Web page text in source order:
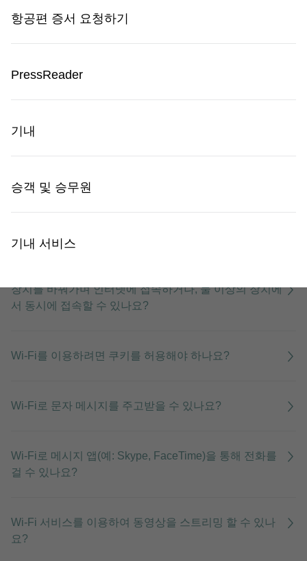
항공편 증서 요청하기
PressReader
기내
승객 및 승무원
기내 서비스
Wi-Fi 홈페이지가 보이지 않으면 어떻게 해야 하나요?
Wi-Fi는 얼마나 오랫동안 이용할 수 있나요?
유는 무엇인가요?
장치를 바꿔가며 인터넷에 접속하거나, 둘 이상의 장치에
서 동시에 접속할 수 있나요?
Wi-Fi를 이용하려면 쿠키를 허용해야 하나요?
Wi-Fi로 문자 메시지를 주고받을 수 있나요?
Wi-Fi로 메시지 앱(예: Skype, FaceTime)을 통해 전화를
걸 수 있나요?
Wi-Fi 서비스를 이용하여 동영상을 스트리밍 할 수 있나
요?